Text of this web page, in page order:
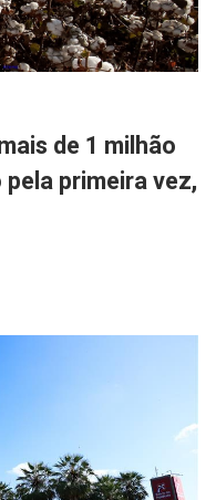
de 1 milhão
primeira vez,